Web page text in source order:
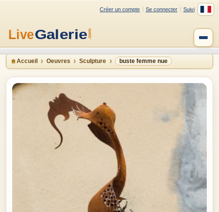
Créer un compte Se connecter Suivi
Accueil Oeuvres Sculpture buste femme nue